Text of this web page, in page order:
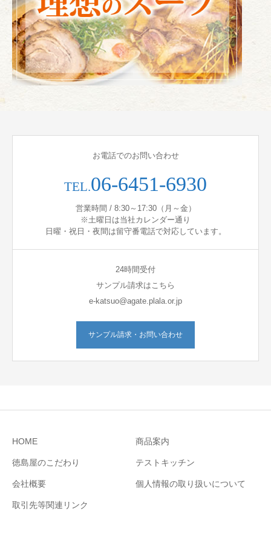
お電話でのお問い合わせ
TEL.06-6451-6930
営業時間 / 8:30～17:30（月～金）
※土曜日は当社カレンダー通り
日曜・祝日・夜間は留守番電話で対応しています。
24時間受付
サンプル請求はこちら
e-katsuo@agate.plala.or.jp
サンプル請求・お問い合わせ
HOME 商品案内
徳島屋のこだわり テストキッチン
会社概要 個人情報の取り扱いについて
取引先等関連リンク